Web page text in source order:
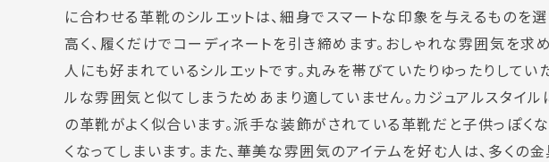
に合わせる革靴のシルエットは、細身でスマートな印象を与えるものを
高く、履くだけでコーディネートを引き締めます。おしゃれな雰囲気を求
人にも好まれているシルエットです。丸みを帯びていたりゆったりしてい
ルな雰囲気と似てしまうためあまり適していません。カジュアルスタイ
の革靴がよく似合います。派手な装飾がされている革靴だと子供っぽく
くなってしまいます。また、華美な雰囲気のアイテムを好む人は、多くの